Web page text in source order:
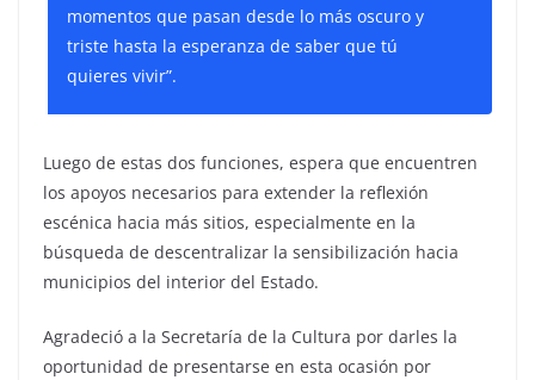
momentos que pasan desde lo más oscuro y
triste hasta la esperanza de saber que tú
quieres vivir”.
Luego de estas dos funciones, espera que encuentren
los apoyos necesarios para extender la reflexión
escénica hacia más sitios, especialmente en la
búsqueda de descentralizar la sensibilización hacia
municipios del interior del Estado.
Agradeció a la Secretaría de la Cultura por darles la
oportunidad de presentarse en esta ocasión por